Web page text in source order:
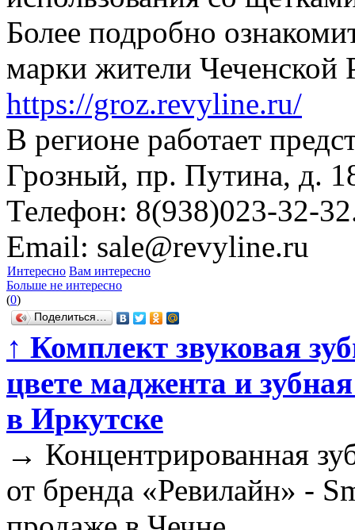
Более подробно
марки жители Чеченской
https://groz.revyline.ru/
В регионе работает
Грозный, пр. Путина, д.
Телефон: 8(938)023-32-
Email: sale@revyline.ru
Интересно Вам интересно
Больше не интересно
(0)
Поделиться…
↑ Комплект звуковая
цвете маджента и
в Иркутске
→ Концентрированная
от бренда «Ревилайн» -